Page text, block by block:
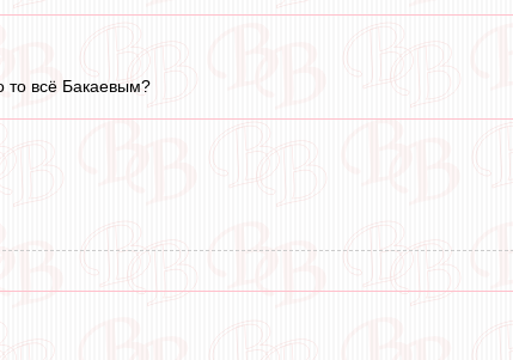
то всё Бакаевым?